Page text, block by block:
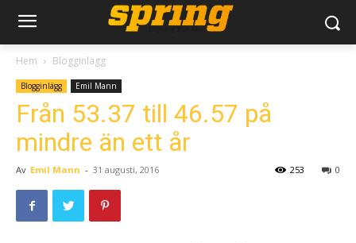
Hem Blogginlägg
Blogginlägg Emil Mann
Från 53.37 till 46.57 på
mindre än ett år
Av Emil Mann - 31 augusti, 2016 0
253